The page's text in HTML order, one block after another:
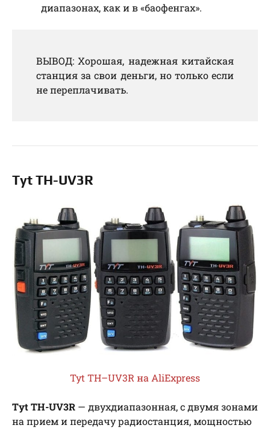
диапазонах, как и в «баофенгах».
ВЫВОД: Хорошая, надежная китайская
станция за свои деньги, но только если
не переплачивать.
Tyt TH-UV3R
Tyt TH–UV3R на AliExpress
Tyt TH-UV3R — двухдиапазонная, с двумя зонами
на прием и передачу радиостанция, мощностью